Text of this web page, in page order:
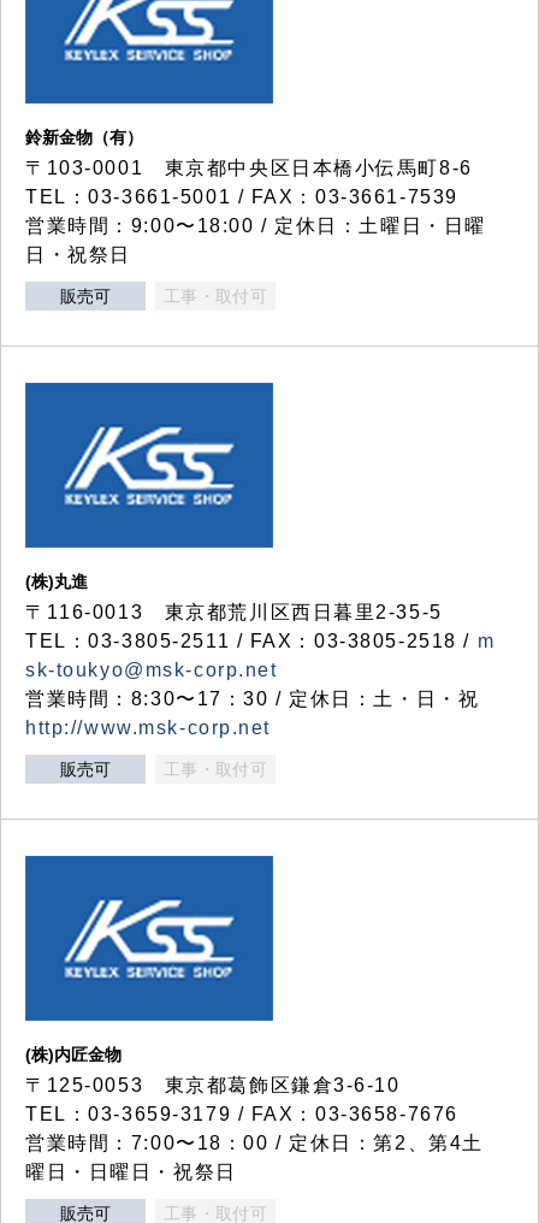
鈴新金物（有）
〒103-0001 東京都中央区日本橋小伝馬町8-6
TEL：03-3661-5001 / FAX：03-3661-7539
営業時間：9:00〜18:00 / 定休日：土曜日・日曜
日・祝祭日
販売可 工事・取付可
(株)丸進
〒116-0013 東京都荒川区西日暮里2-35-5
TEL：03-3805-2511 / FAX：03-3805-2518 / m
sk-toukyo@msk-corp.net
営業時間：8:30〜17：30 / 定休日：土・日・祝
http://www.msk-corp.net
販売可 工事・取付可
(株)内匠金物
〒125-0053 東京都葛飾区鎌倉3-6-10
TEL：03-3659-3179 / FAX：03-3658-7676
営業時間：7:00〜18：00 / 定休日：第2、第4土
曜日・日曜日・祝祭日
販売可 工事・取付可